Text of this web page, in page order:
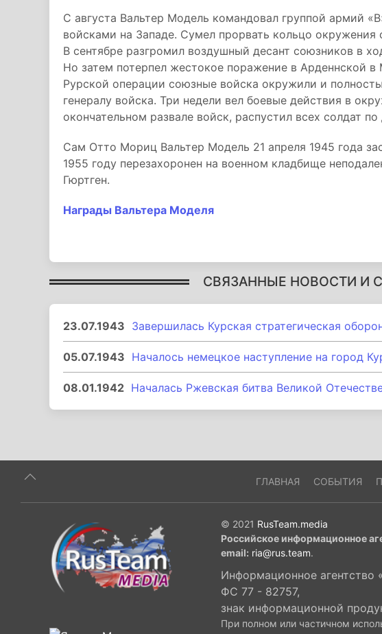
С августа Вальтер Модель командовал группой армий
войсками на Западе. Сумел прорвать кольцо окружения
В сентябре разгромил воздушный десант союзников в
Но затем потерпел жестокое поражение в Арденнской
Рурской операции союзные войска окружили и
генералу войска. Три недели вел боевые действия в
окончательном развале войск, распустил всех солдат
Сам Отто Мориц Вальтер Модель 21 апреля 1945 года
1955 году перезахоронен на военном кладбище
Гюртген.
Награды Вальтера Моделя
СВЯЗАННЫЕ НОВОСТИ И
23.07.1943 Завершилась Курская стратегическая
05.07.1943 Началось немецкое наступление на город
08.01.1942 Началась Ржевская битва Великой
ГЛАВНАЯ СОБЫТИЯ
© 2021 RusTeam.media
Российское информационное
email: ria@rus.team.
Информационное агентство
ФС 77 - 82757,
знак информационной
При полном или частичном